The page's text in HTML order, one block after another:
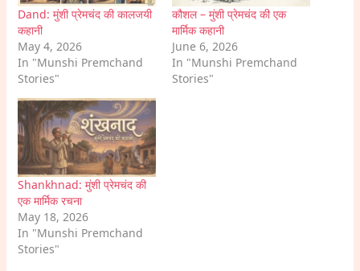
Dand: मुंशी प्रेमचंद की कालजयी
कहानी
May 4, 2026
In "Munshi Premchand
Stories"
कौशल – मुंशी प्रेमचंद की एक
मार्मिक कहानी
June 6, 2026
In "Munshi Premchand
Stories"
Shankhnad: मुंशी प्रेमचंद की
एक मार्मिक रचना
May 18, 2026
In "Munshi Premchand
Stories"